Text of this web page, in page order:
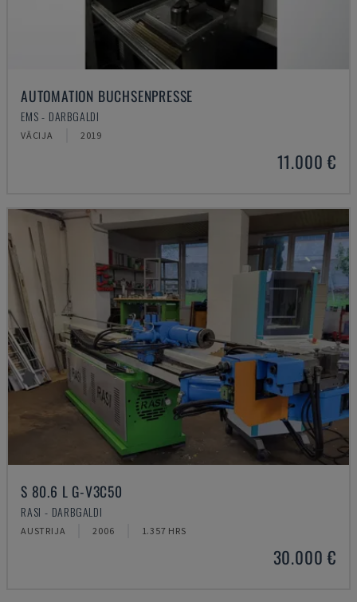
AUTOMATION BUCHSENPRESSE
EMS - DARBGALDI
VĀCIJA 2019
11.000 €
S 80.6 L G-V3C50
RASI - DARBGALDI
AUSTRIJA 2006 1.357 HRS
30.000 €